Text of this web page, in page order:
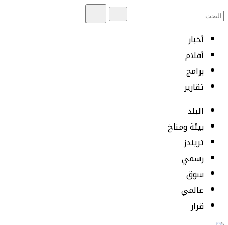
أخبار
أفلام
برامج
تقارير
البلد
بيئة ومناخ
تريندز
رسمي
سوق
عالمي
قرار